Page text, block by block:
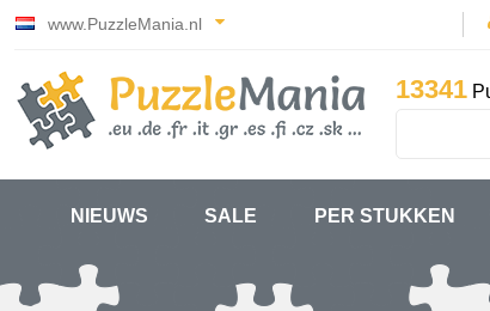
www.PuzzleMania.nl
13341
NIEUWS SALE PER STUKKEN